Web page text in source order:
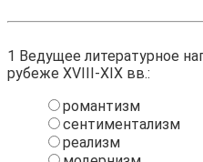
1 Ведущее литературное
рубеже XVIII-XIX вв.:
романтизм
сентиментализм
реализм